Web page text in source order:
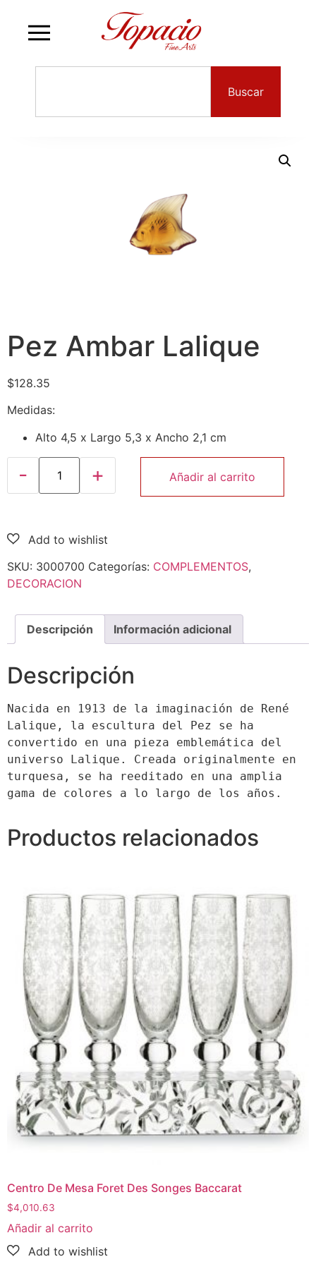
Buscar
Pez Ambar Lalique
$128.35
Medidas:
Alto 4,5 x Largo 5,3 x Ancho 2,1 cm
Añadir al carrito
SKU: 3000700 Categorías: COMPLEMENTOS,
DECORACION
Descripción Información adicional
Descripción
Nacida en 1913 de la imaginación de René
Lalique, la escultura del Pez se ha
convertido en una pieza emblemática del
universo Lalique. Creada originalmente en
turquesa, se ha reeditado en una amplia
gama de colores a lo largo de los años.
Productos relacionados
Centro De Mesa Foret Des Songes Baccarat
$4,010.63
Añadir al carrito